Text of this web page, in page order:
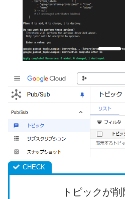
トピックが